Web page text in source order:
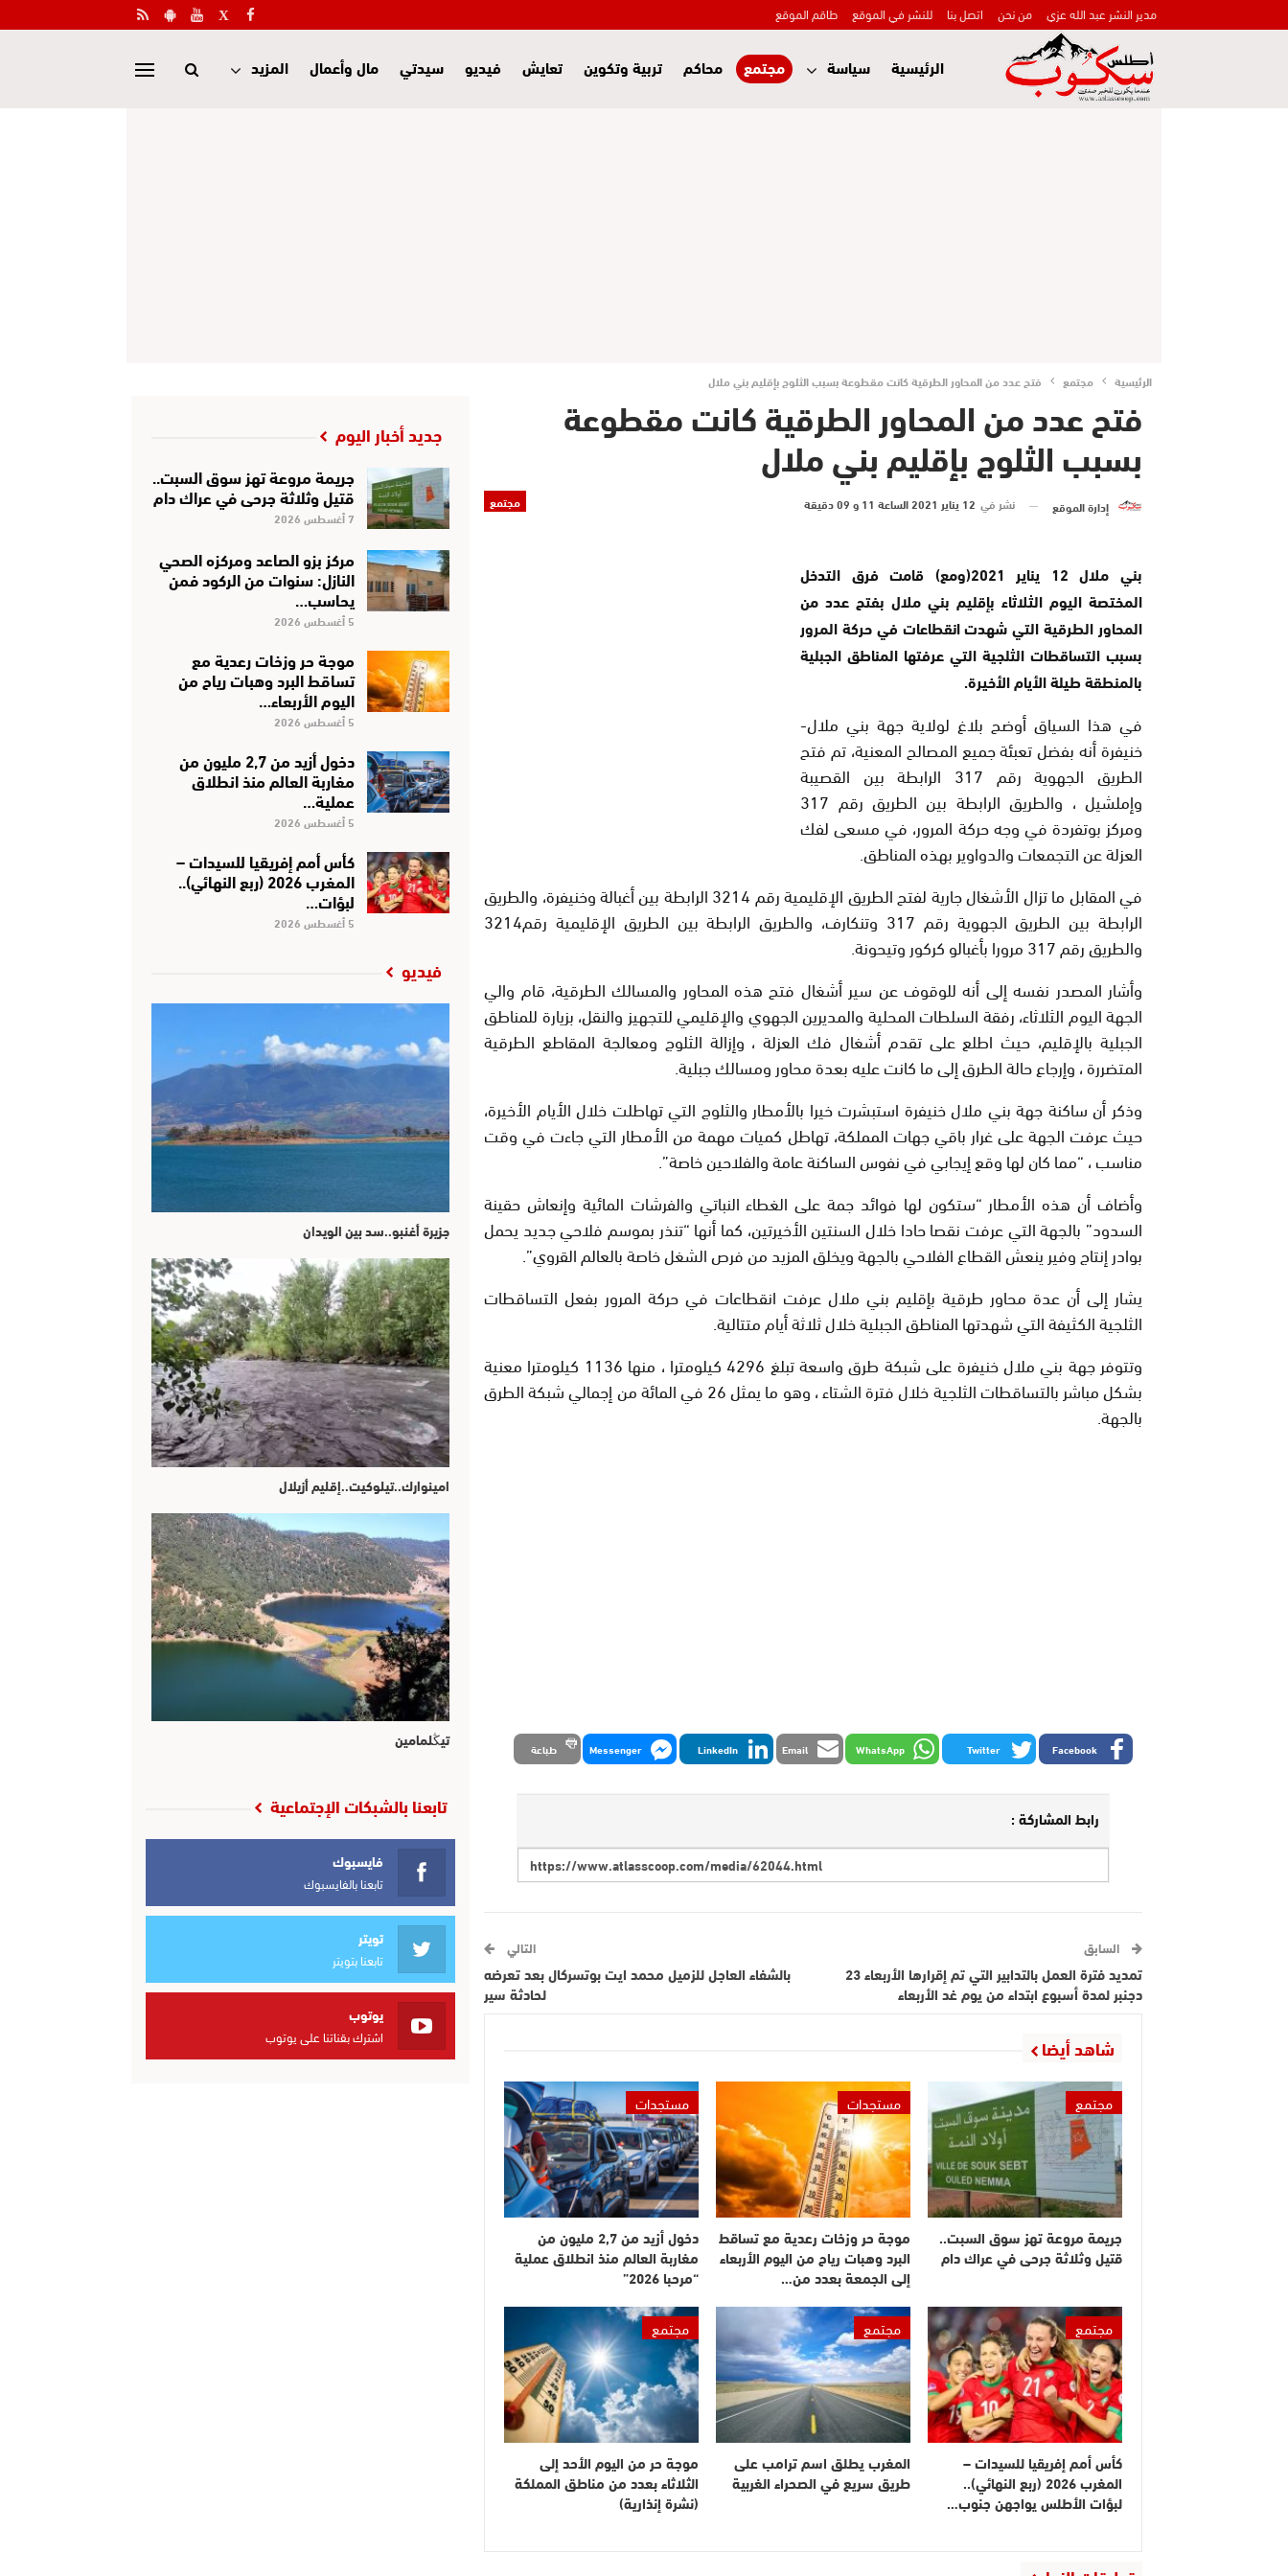
مدير النشر عبد الله عزي من نحن اتصل بنا للنشر في الموقع طاقم الموقع
الرئيسية سياسة مجتمع محاكم تربية وتكوين تعايش فيديو سيدتي مال وأعمال المزيد
الرئيسية مجتمع فتح عدد من المحاور الطرقية كانت مقطوعة بسبب الثلوج بإقليم بني ملال
فتح عدد من المحاور الطرقية كانت مقطوعة
بسبب الثلوج بإقليم بني ملال
مجتمع إدارة الموقع نشر في 12 يناير 2021 الساعة 11 و 09 دقيقة
بني ملال 12 يناير 2021(ومع) قامت فرق التدخل
المختصة اليوم الثلاثاء بإقليم بني ملال بفتح عدد من
المحاور الطرقية التي شهدت انقطاعات في حركة المرور
بسبب التساقطات الثلجية التي عرفتها المناطق الجبلية
بالمنطقة طيلة الأيام الأخيرة.
في هذا السياق أوضح بلاغ لولاية جهة بني ملال-
خنيفرة أنه بفضل تعبئة جميع المصالح المعنية، تم فتح
الطريق الجهوية رقم 317 الرابطة بين القصيبة
وإملشيل ، والطريق الرابطة بين الطريق رقم 317
ومركز بوتفردة في وجه حركة المرور، في مسعى لفك
العزلة عن التجمعات والدواوير بهذه المناطق.
في المقابل ما تزال الأشغال جارية لفتح الطريق الإقليمية رقم 3214 الرابطة بين أغبالة وخنيفرة، والطريق
الرابطة بين الطريق الجهوية رقم 317 وتنكارف، والطريق الرابطة بين الطريق الإقليمية رقم3214
والطريق رقم 317 مرورا بأغبالو كركور وتيحونة.
وأشار المصدر نفسه إلى أنه للوقوف عن سير أشغال فتح هذه المحاور والمسالك الطرقية، قام والي
الجهة اليوم الثلاثاء، رفقة السلطات المحلية والمديرين الجهوي والإقليمي للتجهيز والنقل، بزيارة للمناطق
الجبلية بالإقليم، حيث اطلع على تقدم أشغال فك العزلة ، وإزالة الثلوج ومعالجة المقاطع الطرقية
المتضررة ، وإرجاع حالة الطرق إلى ما كانت عليه بعدة محاور ومسالك جبلية.
وذكر أن ساكنة جهة بني ملال خنيفرة استبشرت خيرا بالأمطار والثلوج التي تهاطلت خلال الأيام الأخيرة،
حيث عرفت الجهة على غرار باقي جهات المملكة، تهاطل كميات مهمة من الأمطار التي جاءت في وقت
مناسب ، “مما كان لها وقع إيجابي في نفوس الساكنة عامة والفلاحين خاصة”.
وأضاف أن هذه الأمطار “ستكون لها فوائد جمة على الغطاء النباتي والفرشات المائية وإنعاش حقينة
السدود” بالجهة التي عرفت نقصا حادا خلال السنتين الأخيرتين، كما أنها “تنذر بموسم فلاحي جديد يحمل
بوادر إنتاج وفير ينعش القطاع الفلاحي بالجهة ويخلق المزيد من فرص الشغل خاصة بالعالم القروي”.
يشار إلى أن عدة محاور طرقية بإقليم بني ملال عرفت انقطاعات في حركة المرور بفعل التساقطات
الثلجية الكثيفة التي شهدتها المناطق الجبلية خلال ثلاثة أيام متتالية.
وتتوفر جهة بني ملال خنيفرة على شبكة طرق واسعة تبلغ 4296 كيلومترا ، منها 1136 كيلومترا معنية
بشكل مباشر بالتساقطات الثلجية خلال فترة الشتاء ، وهو ما يمثل 26 في المائة من إجمالي شبكة الطرق
بالجهة.
Facebook
Twitter
WhatsApp
Email
LinkedIn
Messenger طباعة
رابط المشاركة :
السابق
تمديد فترة العمل بالتدابير التي تم إقرارها الأربعاء 23
دجنبر لمدة أسبوع ابتداء من يوم غد الأربعاء
التالي
بالشفاء العاجل للزميل محمد ايت بوتسركال بعد تعرضه
لحادثة سير
شاهد أيضا
مجتمع
جريمة مروعة تهز سوق السبت..
قتيل وثلاثة جرحى في عراك دام
مستجدات
موجة حر وزخات رعدية مع تساقط
البرد وهبات رياح من اليوم الأربعاء
إلى الجمعة بعدد من…
مستجدات
دخول أزيد من 2,7 مليون من
مغاربة العالم منذ انطلاق عملية
“مرحبا 2026”
مجتمع
كأس أمم إفريقيا للسيدات –
المغرب 2026 (ربع النهائي)..
لبؤات الأطلس يواجهن جنوب…
مجتمع
المغرب يطلق اسم ترامب على
طريق سريع في الصحراء الغربية
مجتمع
موجة حر من اليوم الأحد إلى
الثلاثاء بعدد من مناطق المملكة
(نشرة إنذارية)
جديد أخبار اليوم
جريمة مروعة تهز سوق السبت..
قتيل وثلاثة جرحى في عراك دام
7 أغسطس 2026
مركز بزو الصاعد ومركزه الصحي
النازل: سنوات من الركود فمن
يحاسب…
5 أغسطس 2026
موجة حر وزخات رعدية مع
تساقط البرد وهبات رياح من
اليوم الأربعاء…
5 أغسطس 2026
دخول أزيد من 2,7 مليون من
مغاربة العالم منذ انطلاق
عملية…
5 أغسطس 2026
كأس أمم إفريقيا للسيدات –
المغرب 2026 (ربع النهائي)..
لبؤات…
5 أغسطس 2026
فيديو
جزيرة أغنبو..سد بين الويدان
امينوارك..تيلوكيت..إقليم أزيلال
تيڭلمامين
تابعنا بالشبكات الإجتماعية
فايسبوك
تابعنا بالفايسبوك
تويتر
تابعنا بتويتر
يوتوب
اشترك بقناتنا على يوتوب